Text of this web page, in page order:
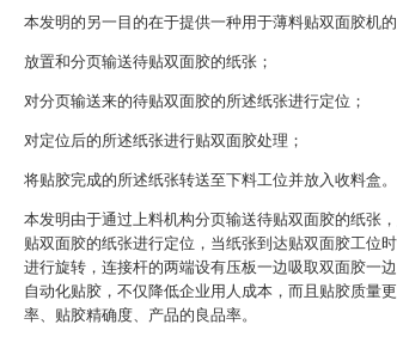
本发明的另一目的在于提供一种用于薄料贴双面胶机
放置和分页输送待贴双面胶的纸张；
对分页输送来的待贴双面胶的所述纸张进行定位；
对定位后的所述纸张进行贴双面胶处理；
将贴胶完成的所述纸张转送至下料工位并放入收料盒。
本发明由于通过上料机构分页输送待贴双面胶的纸张
贴双面胶的纸张进行定位，当纸张到达贴双面胶工位
进行旋转，连接杆的两端设有压板一边吸取双面胶一
自动化贴胶，不仅降低企业用人成本，而且贴胶质量
率、贴胶精确度、产品的良品率。